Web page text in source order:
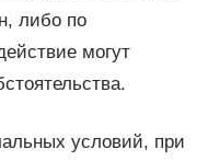
либо по
могут
условий, при